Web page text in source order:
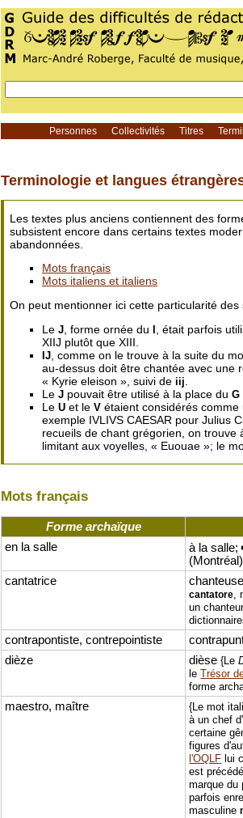
Personnes Collectivités Titres
Terminologie et langues
Les textes plus anciens contiennent des
subsistent encore dans certains textes
abandonnées.
Mots français
Mots italiens et italiens
On peut mentionner ici cette particularité
Le J, forme ornée du
, était parfois
XIIJ plutôt que XIII.
IJ, comme on le trouve à la suite du
au-dessus doit être chantée avec une
« Kyrie eleison », suivi de iij.
Le Jpouvait être utilisé à la place du G
LeUet le Vétaient considérés comme
exemple IVLIVS CAESAR pour Julius
recueils de chant grégorien, on trouve
limitant aux voyelles, « Euouae »; le
Mots français
Forme archaïque
en la salle
à la salle;
(Montréal)
cantatrice
cantatore,
un
contrapontiste, contrepointiste
dièze
dièse{Le
leTrésor
forme
maestro, maître {Le mot
à un chef
certaine
figures
l'OQLF lui
est
marque du
parfois
masculine